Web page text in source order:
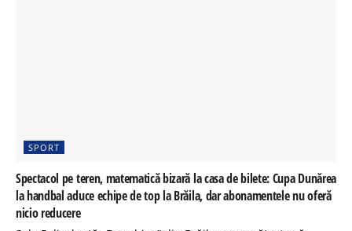
SPORT
Spectacol pe teren, matematică bizară la casa de bilete: Cupa Dunărea
la handbal aduce echipe de top la Brăila, dar abonamentele nu oferă
nicio reducere